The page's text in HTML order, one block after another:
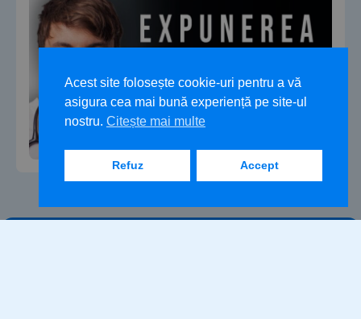
Acest site folosește cookie-uri pentru a vă
asigura cea mai bună experiență pe site-ul
nostru. Citește mai multe
Refuz Accept